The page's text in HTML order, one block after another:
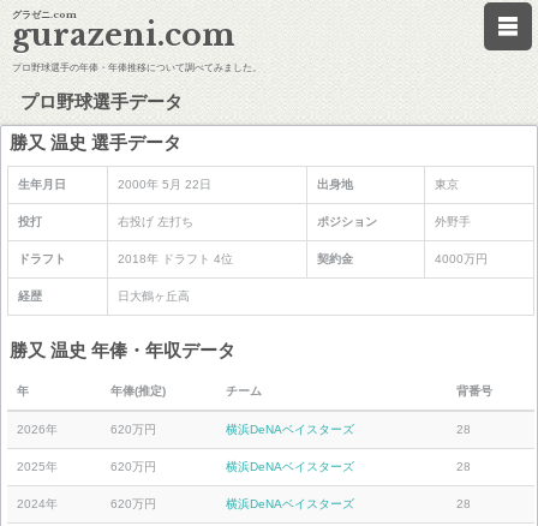
グラゼニ.com
gurazeni.com
プロ野球選手の年俸・年俸推移について調べてみました。
プロ野球選手データ
勝又 温史 選手データ
生年月日 2000年 5月 22日 出身地 東京
投打 右投げ 左打ち ポジション 外野手
ドラフト 2018年 ドラフト 4位 契約金 4000万円
経歴 日大鶴ヶ丘高
勝又 温史 年俸・年収データ
年 年俸(推定) チーム 背番号
2026年 620万円 横浜DeNAベイスターズ 28
2025年 620万円 横浜DeNAベイスターズ 28
2024年 620万円 横浜DeNAベイスターズ 28